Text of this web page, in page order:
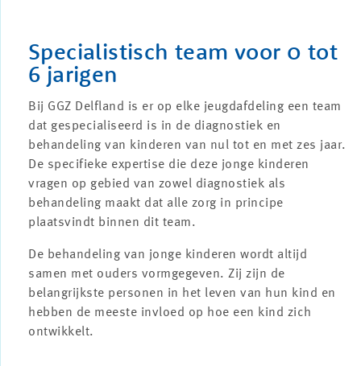
Specialistisch team voor 0 tot
6 jarigen
Bij GGZ Delfland is er op elke jeugdafdeling een team
dat gespecialiseerd is in de diagnostiek en
behandeling van kinderen van nul tot en met zes jaar.
De specifieke expertise die deze jonge kinderen
vragen op gebied van zowel diagnostiek als
behandeling maakt dat alle zorg in principe
plaatsvindt binnen dit team.
De behandeling van jonge kinderen wordt altijd
samen met ouders vormgegeven. Zij zijn de
belangrijkste personen in het leven van hun kind en
hebben de meeste invloed op hoe een kind zich
ontwikkelt.